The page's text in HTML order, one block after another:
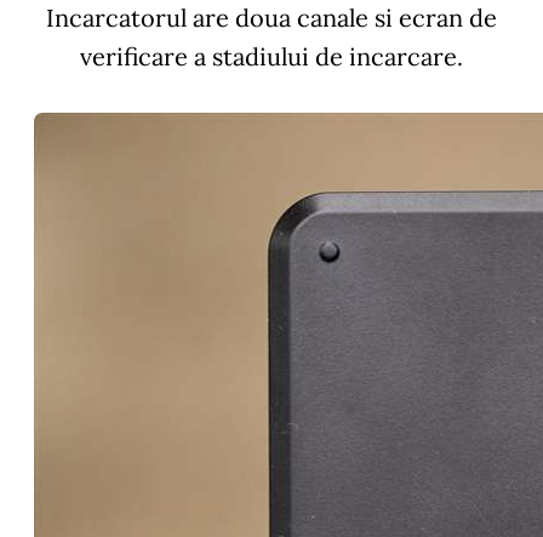
Incarcatorul are doua canale si ecran de
verificare a stadiului de incarcare.